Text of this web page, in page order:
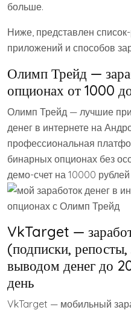
больше.
Ниже, представлен
приложений и способов
Олимп Трейд —
опционах от 1000
Олимп Трейд — лучшие
денег в интернете на
профессиональная
бинарных опционах без
демо-счет на 10000 рублей
VkTarget —
(подписки,
выводом денег до
день
VkTarget — мобильный